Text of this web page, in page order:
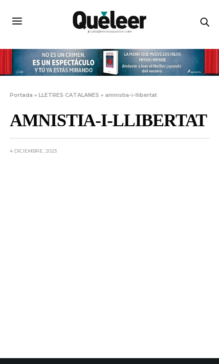
Portada »LLETRES CATALANES » amnistia-i-llibertat
AMNISTIA-I-LLIBERTAT
4 DICIEMBRE, 2023